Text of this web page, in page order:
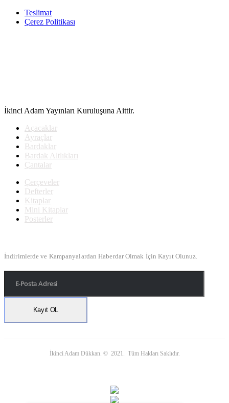
Teslimat
Çerez Politikası
İkinci Adam Yayınları Kuruluşuna Aittir.
Açacaklar
Ayraçlar
Bardaklar
Bardak Altlıkları
Çantalar
Çerçeveler
Defterler
Kitaplar
Mini Kitaplar
Posterler
İndirimlerde ve Kampanyalardan Haberdar Olmak İçin Kayıt Olunuz.
İkinci Adam Dükkan. © 2021. Tüm Hakları Saklıdır.